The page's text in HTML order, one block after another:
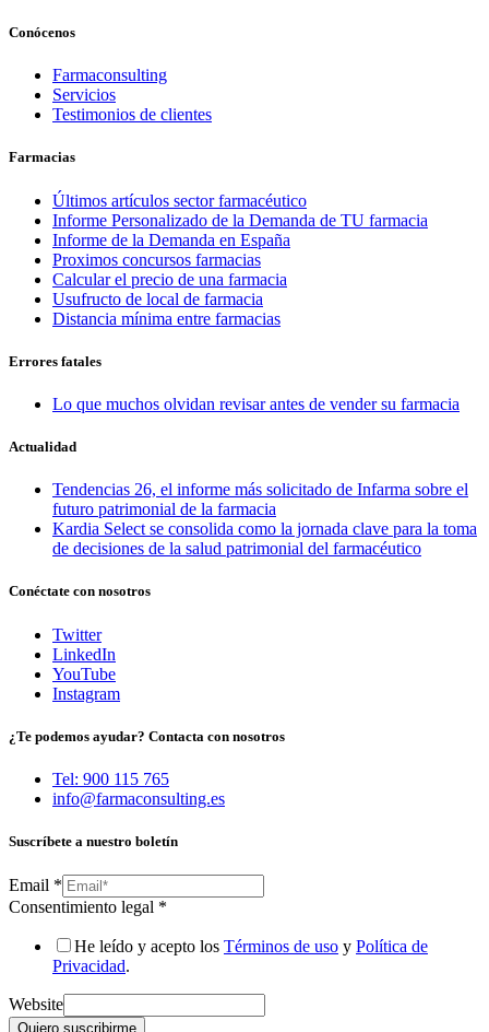
Conócenos
Farmaconsulting
Servicios
Testimonios de clientes
Farmacias
Últimos artículos sector farmacéutico
Informe Personalizado de la Demanda de TU farmacia
Informe de la Demanda en España
Proximos concursos farmacias
Calcular el precio de una farmacia
Usufructo de local de farmacia
Distancia mínima entre farmacias
Errores fatales
Lo que muchos olvidan revisar antes de vender su farmacia
Actualidad
Tendencias 26, el informe más solicitado de Infarma sobre el
futuro patrimonial de la farmacia
Kardia Select se consolida como la jornada clave para la toma
de decisiones de la salud patrimonial del farmacéutico
Conéctate con nosotros
Twitter
LinkedIn
YouTube
Instagram
¿Te podemos ayudar? Contacta con nosotros
Tel: 900 115 765
info@farmaconsulting.es
Suscríbete a nuestro boletín
Email *
Consentimiento legal *
He leído y acepto los Términos de uso y Política de
Privacidad.
Website
Quiero suscribirme